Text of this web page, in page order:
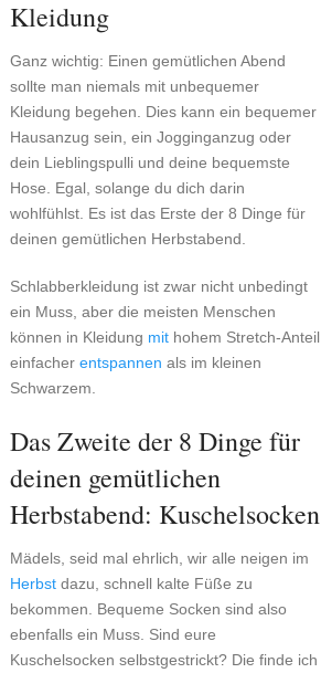
Kleidung
Ganz wichtig: Einen gemütlichen Abend
sollte man niemals mit unbequemer
Kleidung begehen. Dies kann ein bequemer
Hausanzug sein, ein Jogginganzug oder
dein Lieblingspulli und deine bequemste
Hose. Egal, solange du dich darin
wohlfühlst. Es ist das Erste der 8 Dinge für
deinen gemütlichen Herbstabend.
Schlabberkleidung ist zwar nicht unbedingt
ein Muss, aber die meisten Menschen
können in Kleidung mithohem Stretch-Anteil
einfacher entspannen als im kleinen
Schwarzem.
Das Zweite der 8 Dinge für
deinen gemütlichen
Herbstabend: Kuschelsocken
Mädels, seid mal ehrlich, wir alle neigen im
Herbstdazu, schnell kalte Füße zu
bekommen. Bequeme Socken sind also
ebenfalls ein Muss. Sind eure
Kuschelsocken selbstgestrickt? Die finde ich